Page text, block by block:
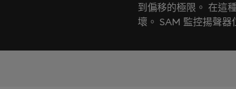
到偏移的極限。 在這
壞。 SAM 監控揚聲器